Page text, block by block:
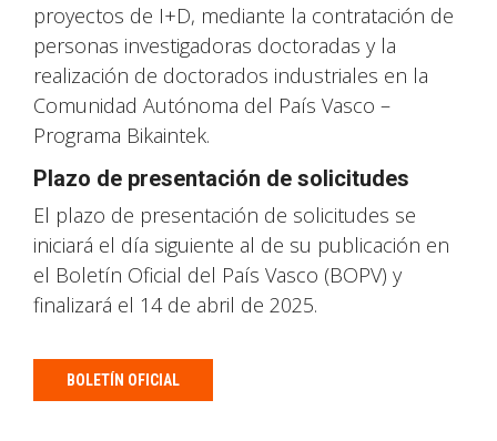
proyectos de I+D, mediante la contratación de
personas investigadoras doctoradas y la
realización de doctorados industriales en la
Comunidad Autónoma del País Vasco –
Programa Bikaintek.
Plazo de presentación de solicitudes
El plazo de presentación de solicitudes se
iniciará el día siguiente al de su publicación en
el Boletín Oficial del País Vasco (BOPV) y
finalizará el 14 de abril de 2025.
BOLETÍN OFICIAL